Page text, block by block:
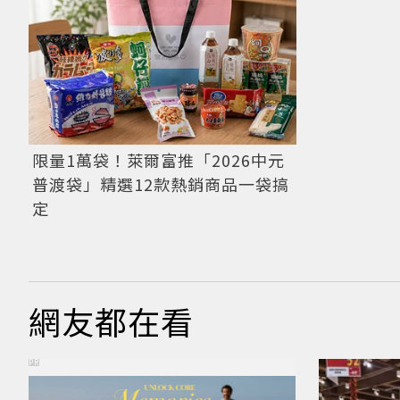
限量1萬袋！萊爾富推「2026中元
普渡袋」精選12款熱銷商品一袋搞
定
網友都在看
PR